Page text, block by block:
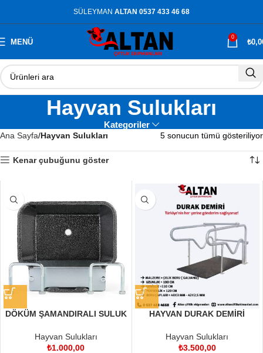
SÜLEYMAN ALTAN 0537 433 46 68
MENÜ
0
₺
Hayvan Sulukları
Kategoriler
Ana Sayfa Hayvan Sulukları 5 sonucun tümü gösteriliyor
Kenar çubuğunu göster
DÖKÜM ŞAMANDIRALI SULUK
Hayvan Sulukları
₺1.000,00
HAYVAN DURAK DEMİRİ
Hayvan Sulukları
₺3.500,00